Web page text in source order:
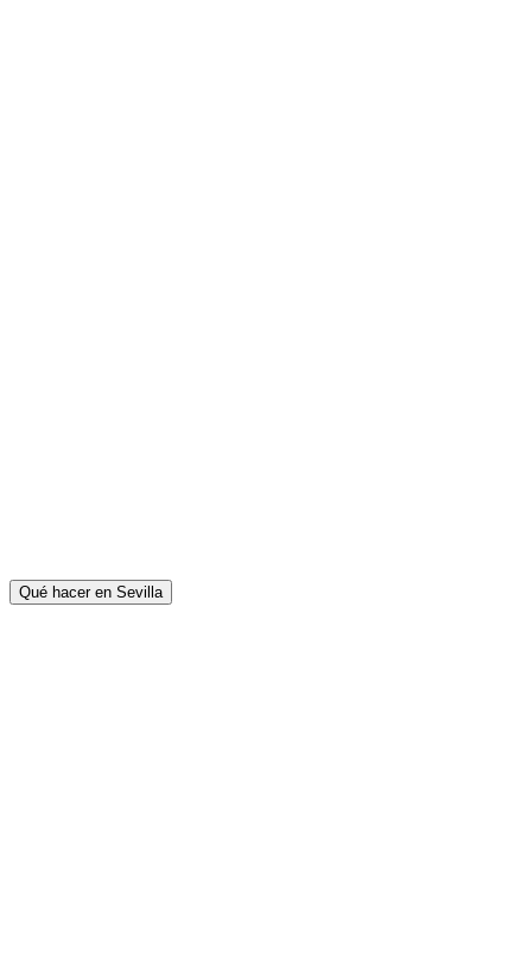
Qué hacer en Sevilla